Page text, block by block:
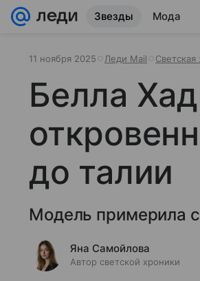
Звезды Мода
11 ноября 2025 Леди Mail Светская
Белла
до талии
Модель примерила
Яна Самойлова
Автор светской хроники